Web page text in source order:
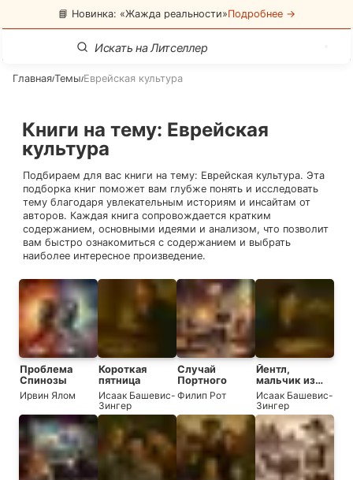
📘 Новинка: «Жажда реальности»Подробнее →
Главная/Темы/Еврейская культура
Книги на тему: Еврейская
культура
Подбираем для вас книги на тему: Еврейская культура. Эта
подборка книг поможет вам глубже понять и исследовать
тему благодаря увлекательным историям и инсайтам от
авторов. Каждая книга сопровождается кратким
содержанием, основными идеями и анализом, что позволит
вам быстро ознакомиться с содержанием и выбрать
наиболее интересное произведение.
Проблема
Спинозы
Ирвин Ялом
Короткая
пятница
Исаак Башевис-
Зингер
Случай
Портного
Филип Рот
Йентл,
мальчик из
Ешивы
Исаак Башевис-
Зингер